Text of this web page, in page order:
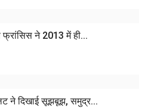
फ्रांसिस ने 2013 में ही...
ने दिखाई सूझबूझ, समुद्र...